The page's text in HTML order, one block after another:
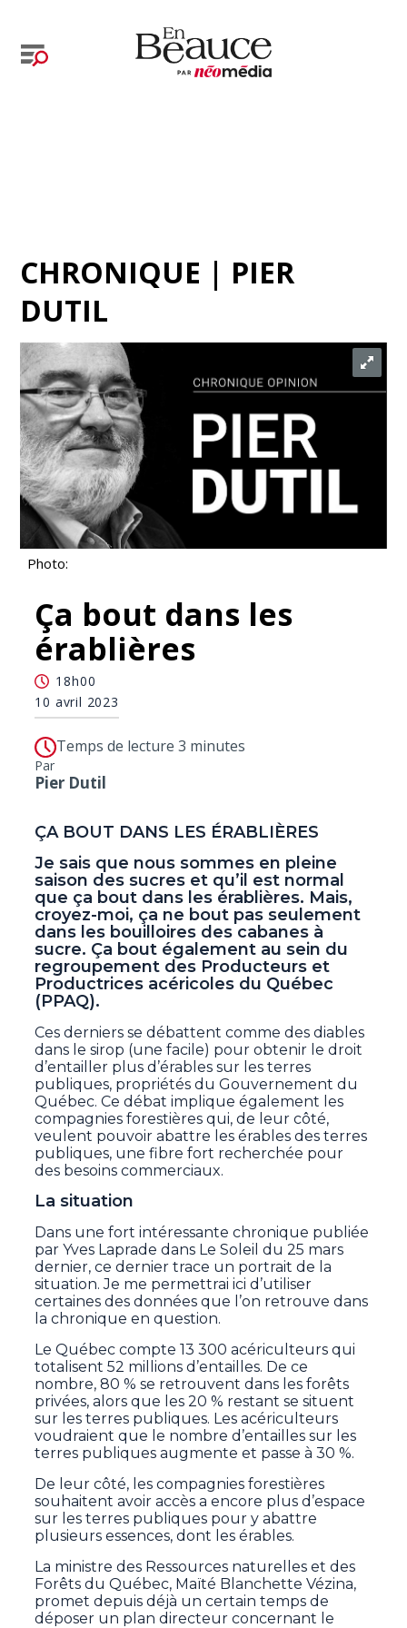
CHRONIQUE | PIER
DUTIL
Photo:
Ça bout dans les
érablières
18h00
10 avril 2023
Temps de lecture 3 minutes
Par
Pier Dutil
ÇA BOUT DANS LES ÉRABLIÈRES
Je sais que nous sommes en pleine
saison des sucres et qu’il est normal
que ça bout dans les érablières. Mais,
croyez-moi, ça ne bout pas seulement
dans les bouilloires des cabanes à
sucre. Ça bout également au sein du
regroupement des Producteurs et
Productrices acéricoles du Québec
(PPAQ).
Ces derniers se débattent comme des diables
dans le sirop (une facile) pour obtenir le droit
d’entailler plus d’érables sur les terres
publiques, propriétés du Gouvernement du
Québec. Ce débat implique également les
compagnies forestières qui, de leur côté,
veulent pouvoir abattre les érables des terres
publiques, une fibre fort recherchée pour
des besoins commerciaux.
La situation
Dans une fort intéressante chronique publiée
par Yves Laprade dans Le Soleil du 25 mars
dernier, ce dernier trace un portrait de la
situation. Je me permettrai ici d’utiliser
certaines des données que l’on retrouve dans
la chronique en question.
Le Québec compte 13 300 acériculteurs qui
totalisent 52 millions d’entailles. De ce
nombre, 80 % se retrouvent dans les forêts
privées, alors que les 20 % restant se situent
sur les terres publiques. Les acériculteurs
voudraient que le nombre d’entailles sur les
terres publiques augmente et passe à 30 %.
De leur côté, les compagnies forestières
souhaitent avoir accès a encore plus d’espace
sur les terres publiques pour y abattre
plusieurs essences, dont les érables.
La ministre des Ressources naturelles et des
Forêts du Québec, Maïté Blanchette Vézina,
promet depuis déjà un certain temps de
déposer un plan directeur concernant le